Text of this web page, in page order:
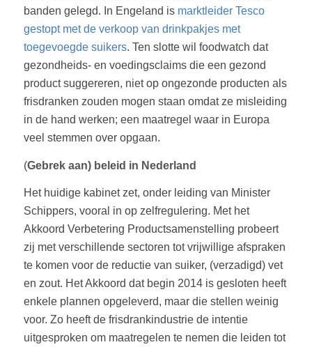
banden gelegd. In Engeland is marktleider Tesco
gestopt met de verkoop van drinkpakjes met
toegevoegde suikers. Ten slotte wil foodwatch dat
gezondheids- en voedingsclaims die een gezond
product suggereren, niet op ongezonde producten als
frisdranken zouden mogen staan omdat ze misleiding
in de hand werken; een maatregel waar in Europa
veel stemmen over opgaan.
(Gebrek aan) beleid in Nederland
Het huidige kabinet zet, onder leiding van Minister
Schippers, vooral in op zelfregulering. Met het
Akkoord Verbetering Productsamenstelling probeert
zij met verschillende sectoren tot vrijwillige afspraken
te komen voor de reductie van suiker, (verzadigd) vet
en zout. Het Akkoord dat begin 2014 is gesloten heeft
enkele plannen opgeleverd, maar die stellen weinig
voor. Zo heeft de frisdrankindustrie de intentie
uitgesproken om maatregelen te nemen die leiden tot